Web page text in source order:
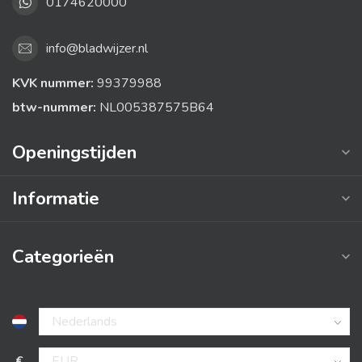
info@bladwijzer.nl
KVK nummer: 99379988
btw-nummer: NL005387575B64
Openingstijden
Informatie
Categorieën